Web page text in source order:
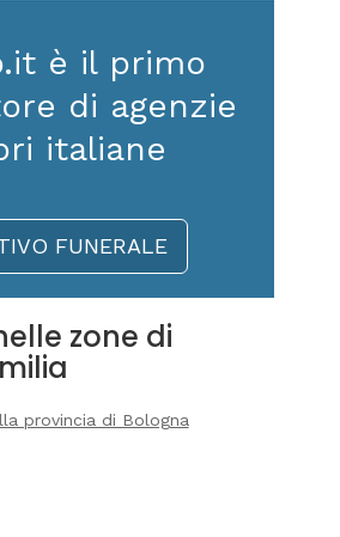
è il primo
di agenzie
italiane
FUNERALE
zone di
provincia di Bologna